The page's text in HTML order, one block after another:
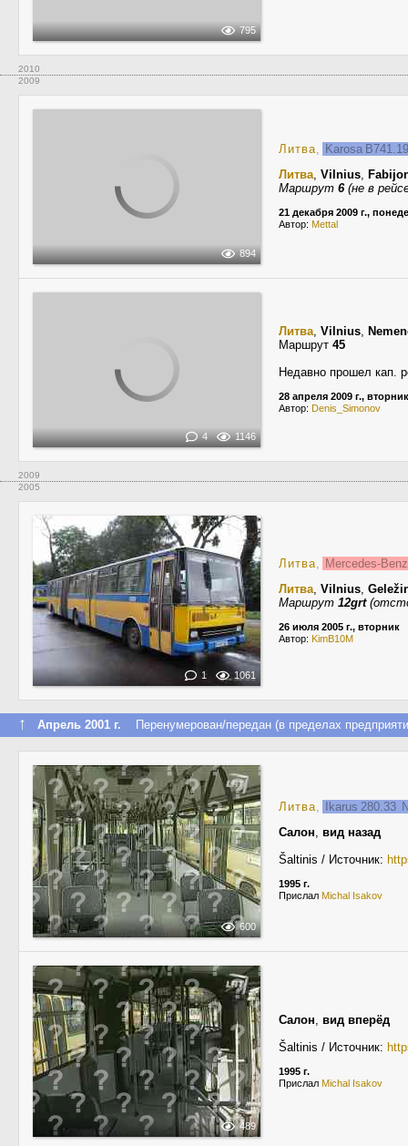
795
2010
2009
894
Литва, Karosa
Литва, Vilnius,
Маршрут 6(не в
21 декабря 2009 г.,
Автор: Mettal
4 1146
Литва, Vilnius,
Маршрут 45
Недавно прошел кап.
28 апреля 2009 г., вторник
Автор: Denis_Simonov
2009
2005
1 1061
Литва, Mercedes-
Литва, Vilnius,
Маршрут 12grt
26 июля 2005 г., вторник
Автор: KimB10M
↑ Апрель 2001 г. Перенумерован/передан (в пределах
600
Литва, Ikarus 280.33
Салон, вид назад
Šaltinis / Источник:
1995 г.
Прислал Michal Isakov
489
Салон, вид вперёд
Šaltinis / Источник:
1995 г.
Прислал Michal Isakov